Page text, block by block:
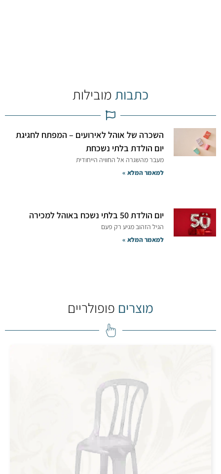
כתבות מובילות
השכרה של אוהל לאירועים – המפתח לחגיגת
יום הולדת בלתי נשכחת
מעבר מהשגרה אל החוויה הייחודית
למאמר המלא »
יום הולדת 50 בלתי נשכח באוהל למכירה
הגיל הזהוב מגיע רק פעם
למאמר המלא »
מוצרים פופולריים